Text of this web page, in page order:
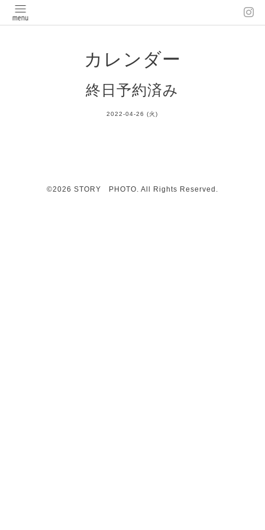
カレンダー
終日予約済み
2022-04-26 (火)
©2026 STORY PHOTO. All Rights Reserved.